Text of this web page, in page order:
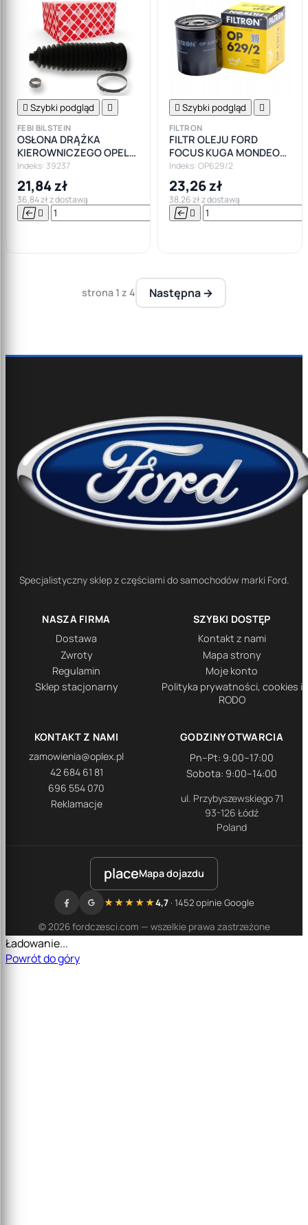
 Szybki podgląd 
FEBI BILSTEIN
OSŁONA DRĄŻKA
KIEROWNICZEGO OPEL
CORSA D FORD FIESTA VI
VII
Indeks: 39237
21,84 zł
36,84 zł z dostawą
  

 Szybki podgląd 
FILTRON
FILTR OLEJU FORD
FOCUS KUGA MONDEO
S-MAX TRANSIT
BENZYNY FILTRON
Indeks: OP629/2
23,26 zł
38,26 zł z dostawą
 
strona 1 z 4 Następna →
Specjalistyczny sklep z częściami do samochodów marki Ford.
NASZA FIRMA
Dostawa
Zwroty
Regulamin
Sklep stacjonarny
SZYBKI DOSTĘP
Kontakt z nami
Mapa strony
Moje konto
Polityka prywatności, cookies i
RODO
KONTAKT Z NAMI
zamowienia@oplex.pl
42 684 61 81
696 554 070
Reklamacje
GODZINY OTWARCIA
Pn–Pt: 9:00–17:00
Sobota: 9:00–14:00
ul. Przybyszewskiego 71
93-126 Łódź
Poland
placeMapa dojazdu
© 2026 fordczesci.com — wszelkie prawa zastrzeżone
★★★★★4,7· 1452 opinie Google
Ładowanie...
Powrót do góry